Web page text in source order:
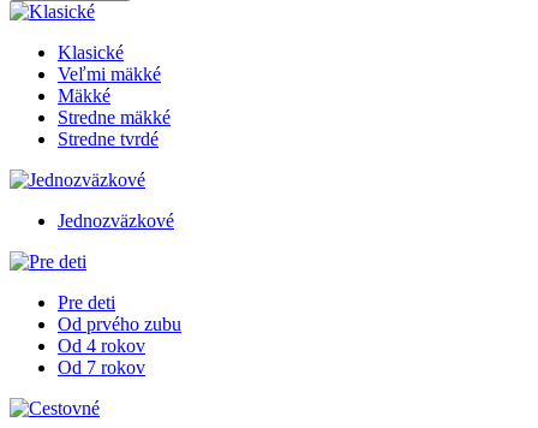
Klasické
Veľmi mäkké
Mäkké
Stredne mäkké
Stredne tvrdé
Jednozväzkové
Pre deti
Od prvého zubu
Od 4 rokov
Od 7 rokov